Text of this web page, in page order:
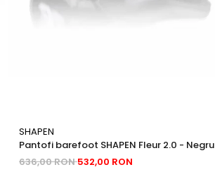
SHAPEN
Pantofi barefoot SHAPEN Fleur 2.0 - Negru
636,00 RON532,00 RON